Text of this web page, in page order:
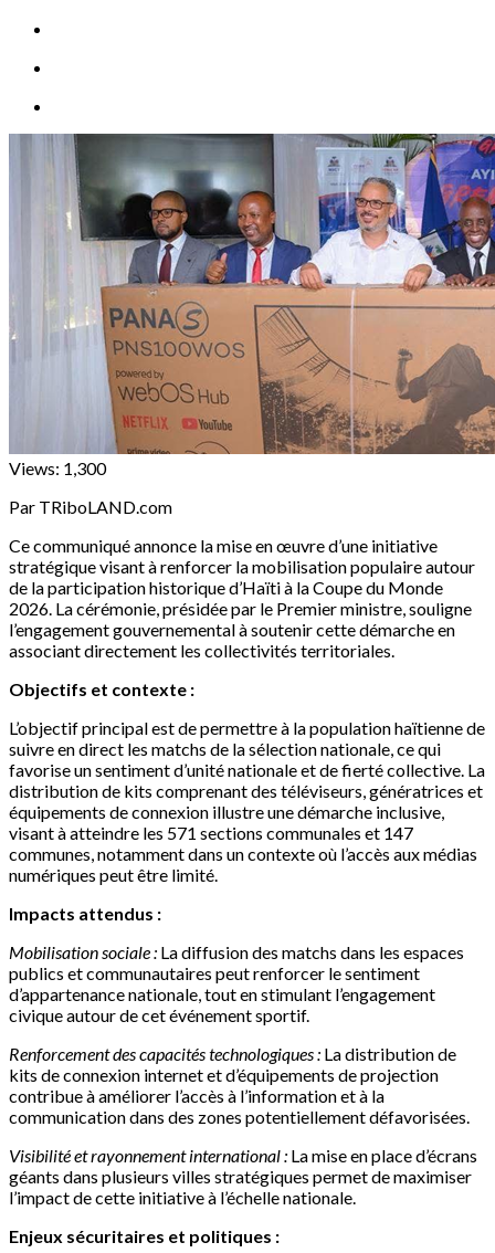
Views: 1,300
Par TRiboLAND.com
Ce communiqué annonce la mise en œuvre d’une initiative
stratégique visant à renforcer la mobilisation populaire autour
de la participation historique d’Haïti à la Coupe du Monde
2026. La cérémonie, présidée par le Premier ministre, souligne
l’engagement gouvernemental à soutenir cette démarche en
associant directement les collectivités territoriales.
Objectifs et contexte :
L’objectif principal est de permettre à la population haïtienne de
suivre en direct les matchs de la sélection nationale, ce qui
favorise un sentiment d’unité nationale et de fierté collective. La
distribution de kits comprenant des téléviseurs, génératrices et
équipements de connexion illustre une démarche inclusive,
visant à atteindre les 571 sections communales et 147
communes, notamment dans un contexte où l’accès aux médias
numériques peut être limité.
Impacts attendus :
Mobilisation sociale : La diffusion des matchs dans les espaces
publics et communautaires peut renforcer le sentiment
d’appartenance nationale, tout en stimulant l’engagement
civique autour de cet événement sportif.
Renforcement des capacités technologiques : La distribution de
kits de connexion internet et d’équipements de projection
contribue à améliorer l’accès à l’information et à la
communication dans des zones potentiellement défavorisées.
Visibilité et rayonnement international : La mise en place d’écrans
géants dans plusieurs villes stratégiques permet de maximiser
l’impact de cette initiative à l’échelle nationale.
Enjeux sécuritaires et politiques :